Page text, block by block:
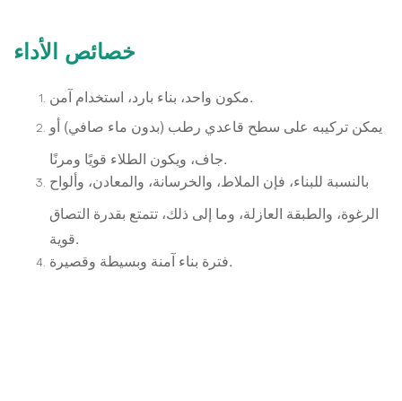
خصائص الأداء
مكون واحد، بناء بارد، استخدام آمن.
يمكن تركيبه على سطح قاعدي رطب (بدون ماء صافي) أو
بالنسبة للبناء، فإن الملاط، والخرسانة، والمعادن، وألواح
الرغوة، والطبقة العازلة، وما إلى ذلك، تتمتع بقدرة التصاق
فترة بناء آمنة وبسيطة وقصيرة.